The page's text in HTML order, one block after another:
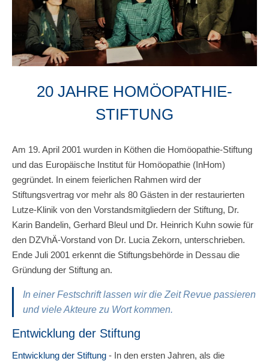
20 JAHRE HOMÖOPATHIE-
STIFTUNG
Am 19. April 2001 wurden in Köthen die Homöopathie-Stiftung
und das Europäische Institut für Homöopathie (InHom)
gegründet. In einem feierlichen Rahmen wird der
Stiftungsvertrag vor mehr als 80 Gästen in der restaurierten
Lutze-Klinik von den Vorstandsmitgliedern der Stiftung, Dr.
Karin Bandelin, Gerhard Bleul und Dr. Heinrich Kuhn sowie für
den DZVhÄ-Vorstand von Dr. Lucia Zekorn, unterschrieben.
Ende Juli 2001 erkennt die Stiftungsbehörde in Dessau die
Gründung der Stiftung an.
In einerFestschriftlassen wir die Zeit Revue passieren
und viele Akteure zu Wort kommen.
Entwicklung der Stiftung
Entwicklung der Stiftung - In den ersten Jahren, als die